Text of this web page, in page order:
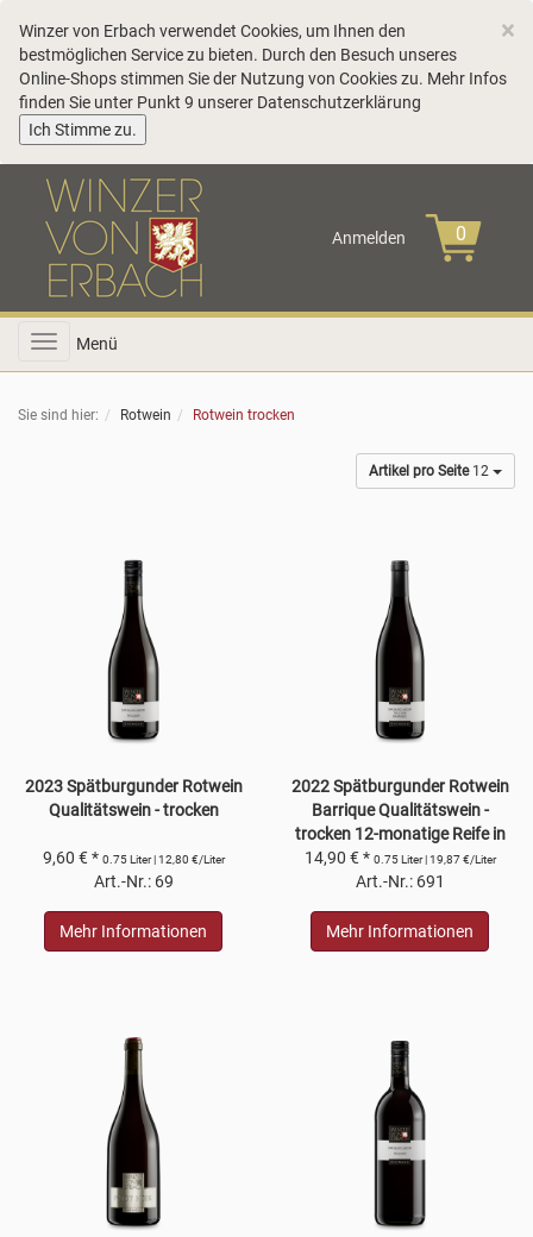
×
Winzer von Erbach verwendet Cookies, um Ihnen den
bestmöglichen Service zu bieten. Durch den Besuch unseres
Online-Shops stimmen Sie der Nutzung von Cookies zu. Mehr Infos
finden Sie unter Punkt 9 unserer Datenschutzerklärung
Ich Stimme zu.
Anmelden
Toggle
navigation
Menü
Sie sind hier: Rotwein Rotwein trocken
Artikel pro Seite 12
2023 Spätburgunder Rotwein
Qualitätswein - trocken
9,60 € * 0.75 Liter | 12,80 €/Liter
Art.-Nr.: 69
Mehr Informationen
2022 Spätburgunder Rotwein
Barrique Qualitätswein -
trocken 12-monatige Reife in
amerikanischen Barrique-
Fässern
14,90 € * 0.75 Liter | 19,87 €/Liter
Art.-Nr.: 691
Mehr Informationen